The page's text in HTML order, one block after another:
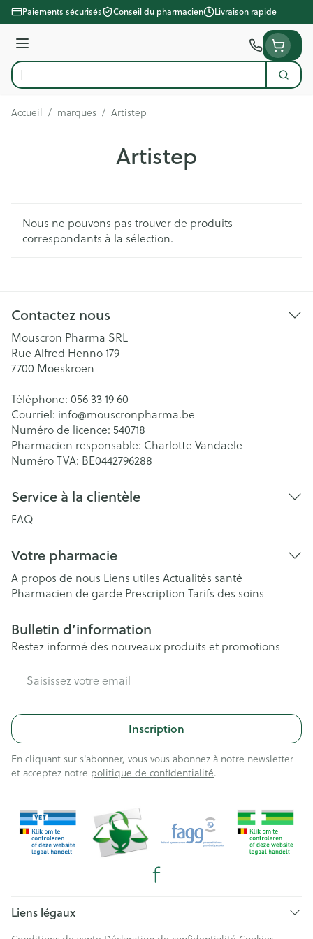
Aller au contenu
Paiements sécurisés Conseil du pharmacien Livraison rapide
Menu
Rechercher
Accueil / marques / Artistep
Artistep
Nous ne pouvons pas trouver de produits
correspondants à la sélection.
Contactez nous
Mouscron Pharma SRL
Rue Alfred Henno 179
7700 Moeskroen
Téléphone: 056 33 19 60
Courriel: info@mouscronpharma.be
Numéro de licence: 540718
Pharmacien responsable: Charlotte Vandaele
Numéro TVA: BE0442796288
Service à la clientèle
FAQ
Votre pharmacie
A propos de nous Liens utiles Actualités santé
Pharmacien de garde Prescription Tarifs des soins
Bulletin d’information
Restez informé des nouveaux produits et promotions
Inscription
En cliquant sur s'abonner, vous vous abonnez à notre newsletter
et acceptez notre politique de confidentialité.
Liens légaux